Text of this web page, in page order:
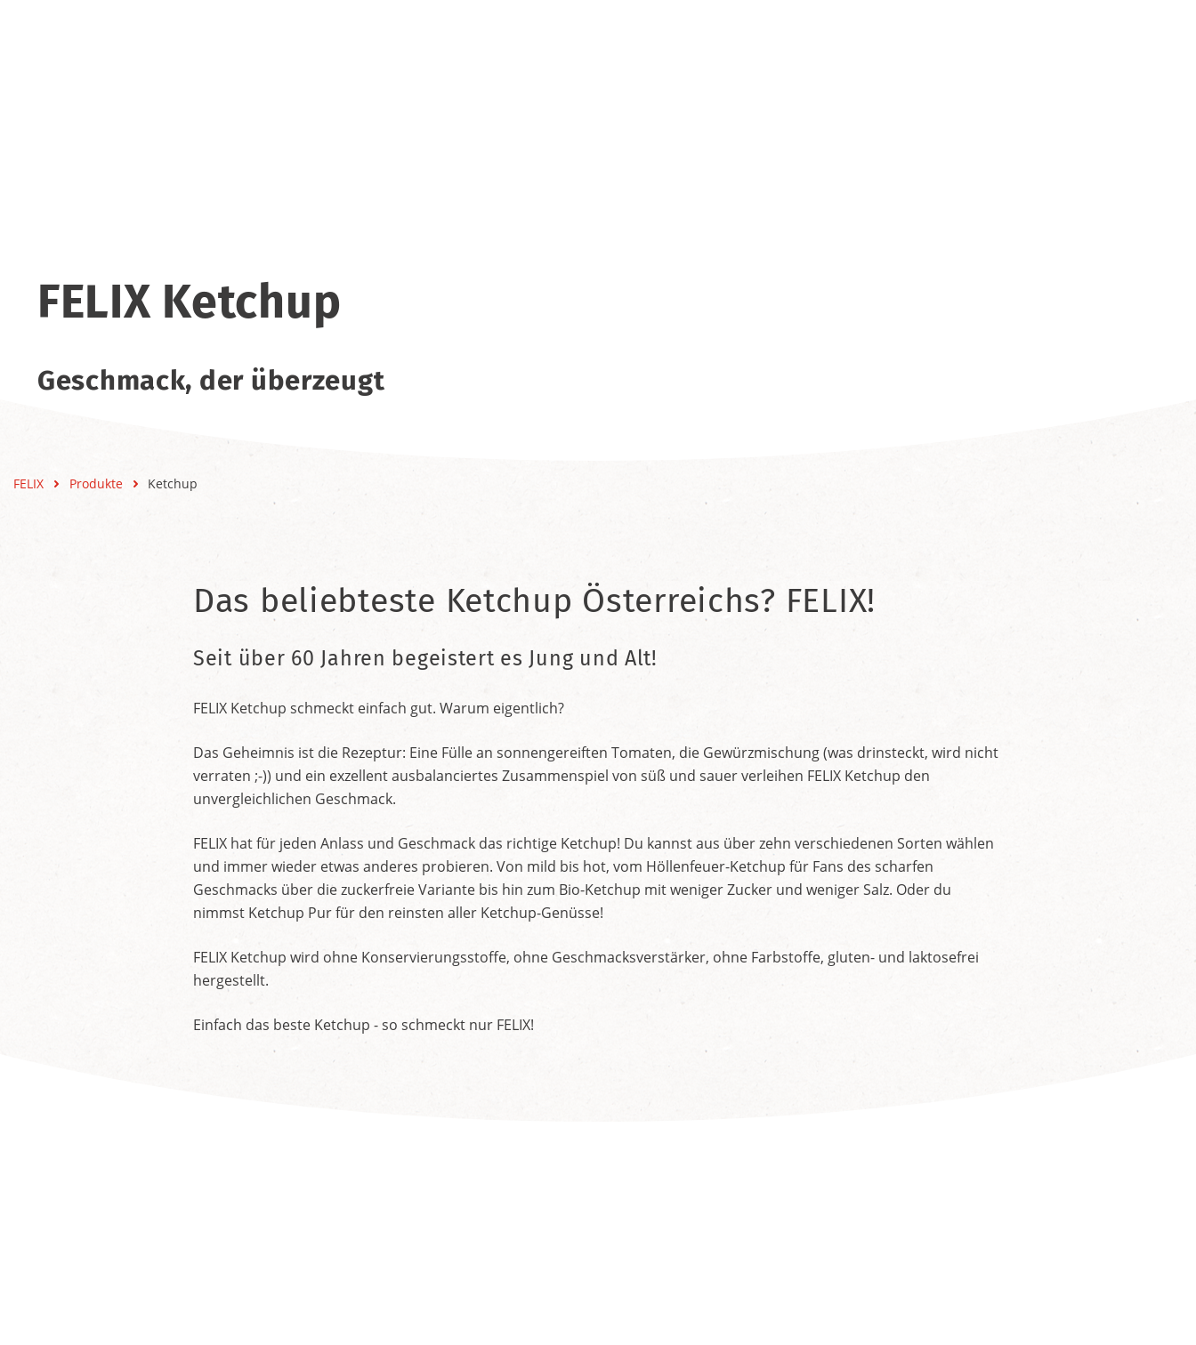
FELIX Ketchup
Geschmack, der überzeugt
FELIX Produkte Ketchup
Das beliebteste Ketchup Österreichs? FELIX!
Seit über 60 Jahren begeistert es Jung und Alt!
FELIX Ketchup schmeckt einfach gut. Warum eigentlich?
Das Geheimnis ist die Rezeptur: Eine Fülle an sonnengereiften Tomaten, die Gewürzmischung (was drinsteckt, wird nicht
verraten ;-)) und ein exzellent ausbalanciertes Zusammenspiel von süß und sauer verleihen FELIX Ketchup den
unvergleichlichen Geschmack.
FELIX hat für jeden Anlass und Geschmack das richtige Ketchup! Du kannst aus über zehn verschiedenen Sorten wählen
und immer wieder etwas anderes probieren. Von mild bis hot, vom Höllenfeuer-Ketchup für Fans des scharfen
Geschmacks über die zuckerfreie Variante bis hin zum Bio-Ketchup mit weniger Zucker und weniger Salz. Oder du
nimmst Ketchup Pur für den reinsten aller Ketchup-Genüsse!
FELIX Ketchup wird ohne Konservierungsstoffe, ohne Geschmacksverstärker, ohne Farbstoffe, gluten- und laktosefrei
hergestellt.
Einfach das beste Ketchup - so schmeckt nur FELIX!